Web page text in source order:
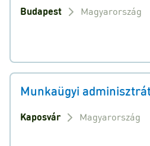
Budapest Magyarország
Munkaügyi
Kaposvár Magyarország